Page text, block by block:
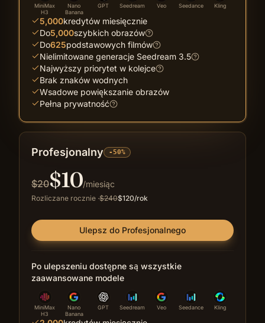
Profesjonalny -50%
$20$10/miesiąc
Rozliczane rocznie ·$240$120/rok
Ulepsz do Profesjonalnego
Po ulepszeniu dostępne są wszystkie
zaawansowane modele
MiniMax
H3
Nano
Banana
GPT Seedream Veo Seedance Kling
MiniMax
H3
Nano
Banana
GPT Seedream Veo Seedance Kling
5,000kredytów miesięcznie
Do5,000szybkich obrazów
Do625podstawowych filmów
Nielimitowane generacje Seedream 3.5
Najwyższy priorytet w kolejce
Brak znaków wodnych
Wsadowe powiększanie obrazów
Pełna prywatność